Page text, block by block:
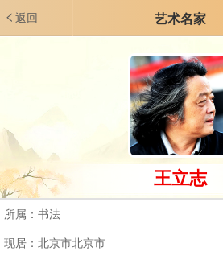
返回 艺术名家
王立志
所属：书法
现居：北京市北京市